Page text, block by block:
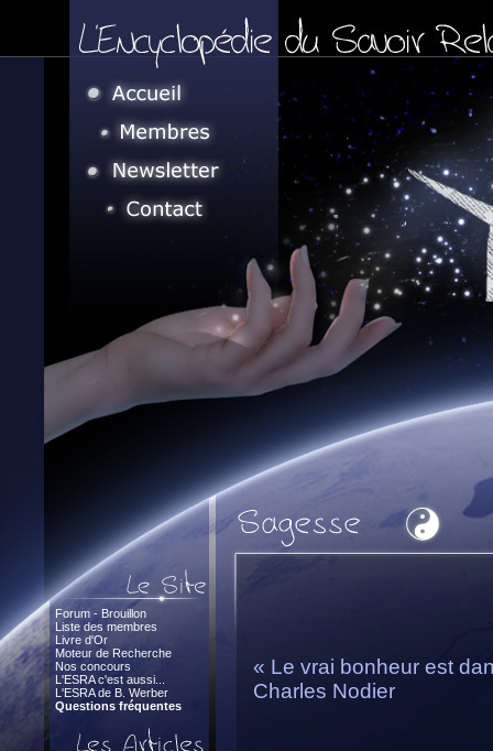
Forum - Brouillon
Liste des membres
Livre d'Or
Moteur de Recherche
Nos concours
L'ESRA c'est aussi...
L'ESRA de B. Werber
Questions fréquentes
« Le vrai bonheur est
Charles Nodier